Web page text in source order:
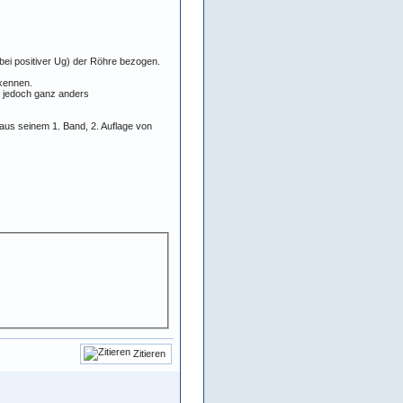
positiver Ug) der Röhre bezogen.
ganz anders
seinem 1. Band, 2. Auflage von
Zitieren